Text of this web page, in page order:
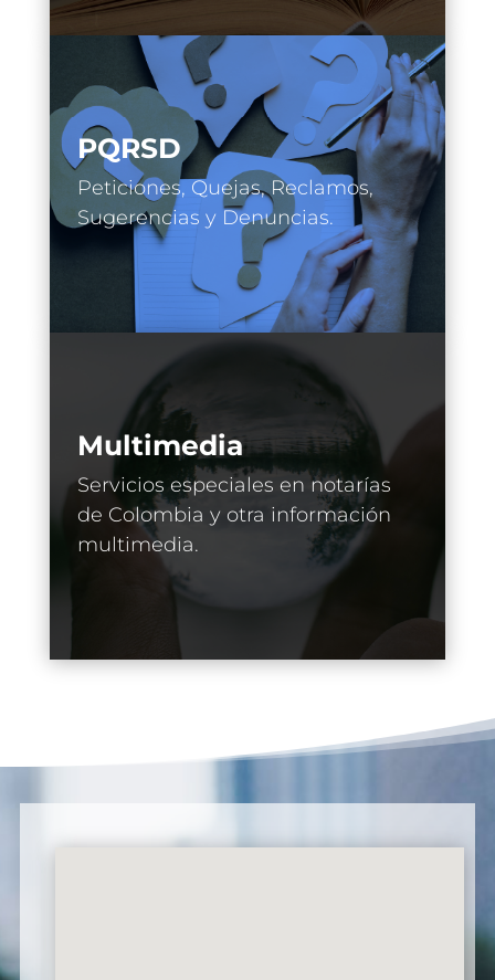
PQRSD
Peticiones, Quejas, Reclamos,
Sugerencias y Denuncias.
Multimedia
Servicios especiales en notarías
de Colombia y otra información
multimedia.